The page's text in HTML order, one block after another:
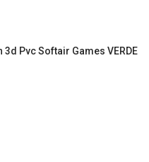
3d Pvc Softair Games VERDE